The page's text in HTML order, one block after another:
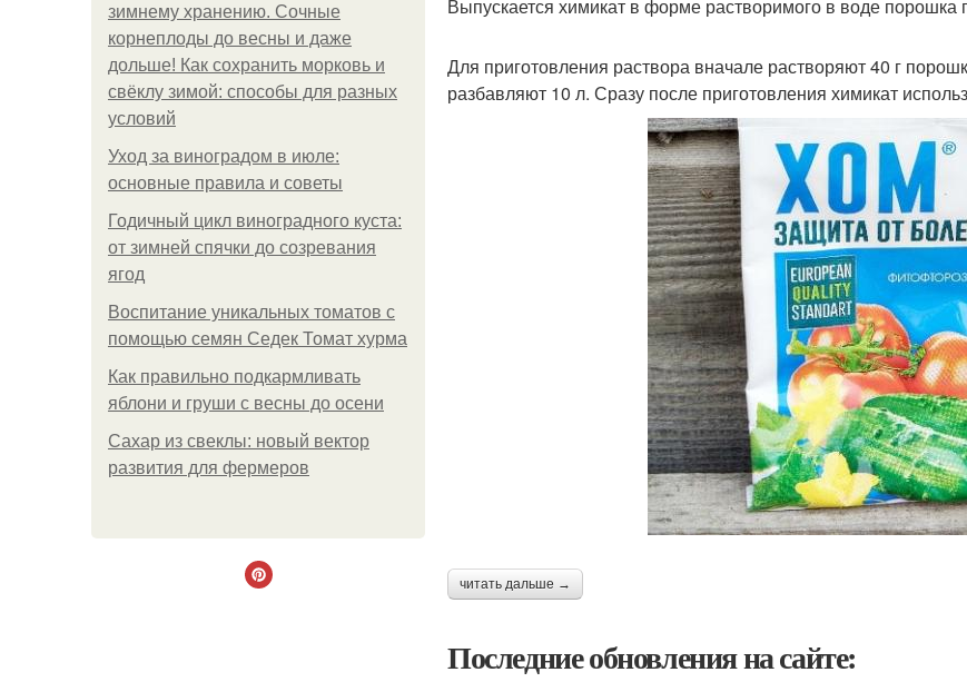
зимнему хранению. Сочные
корнеплоды до весны и даже
дольше! Как сохранить морковь и
свёклу зимой: способы для разных
условий
Уход за виноградом в июле:
основные правила и советы
Годичный цикл виноградного куста:
от зимней спячки до созревания
ягод
Воспитание уникальных томатов с
помощью семян Седек Томат хурма
Как правильно подкармливать
яблони и груши с весны до осени
Сахар из свеклы: новый вектор
развития для фермеров
Выпускается химикат в форме растворимого в воде порошка
Для приготовления раствора вначале растворяют 40 г
разбавляют 10 л. Сразу после приготовления химикат
читать дальше →
Последние обновления на сайте: